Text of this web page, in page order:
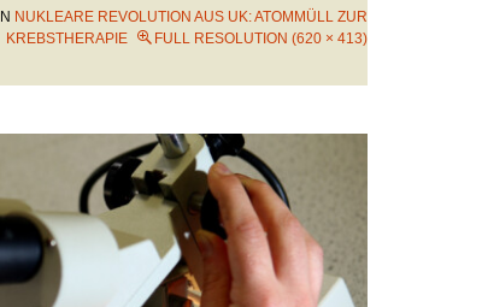
IN NUKLEARE REVOLUTION AUS UK: ATOMMÜLL ZUR
KREBSTHERAPIE
FULL RESOLUTION (620 × 413)